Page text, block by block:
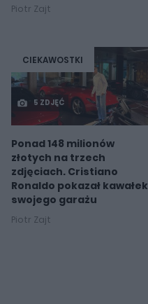
Piotr Zajt
CIEKAWOSTKI
5 ZDJĘĆ
Ponad 148 milionów
złotych na trzech
zdjęciach. Cristiano
Ronaldo pokazał kawałek
swojego garażu
Piotr Zajt